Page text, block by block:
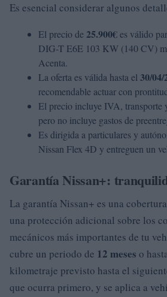
Es esencial considerar algunos
El precio de 25.900€es válido
DIG-T E6E 103 KW (140 CV)
Acenta.
La oferta es válida hasta el 30/04/
recomendable actuar con
El precio incluye IVA, transporte
pero no incluye gastos de
Es dirigida a particulares y
Nissan Flex 4D y entreguen un
Garantía Nissan+:
La garantía Nissan+ es una
una protección adicional sobre los
mecánicos más importantes de tu
cubre un periodo de 12 meses o
kilometraje previsto hasta el
que ocurra primero, y se aplica a